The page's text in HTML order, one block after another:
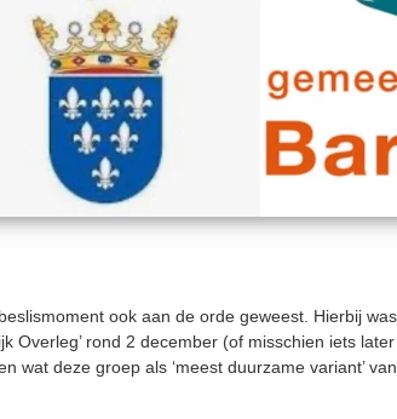
ook aan de orde geweest. Hierbij
Overleg’ rond 2 december (of misschien iets
wat deze groep als ‘meest duurzame variant’